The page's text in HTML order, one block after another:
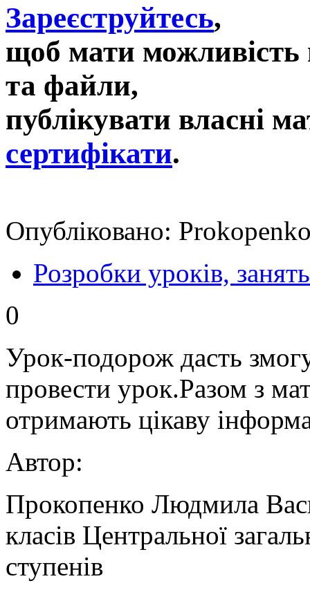
Зареєструйтесь,
щоб мати можливість
та файли,
публікувати власні
сертифікати.
Опубліковано:
Розробки уроків, занять
0
Урок-подорож дасть
провести урок.Разом з
отримають цікаву
Автор:
Прокопенко Людмила
класів Центральної
ступенів